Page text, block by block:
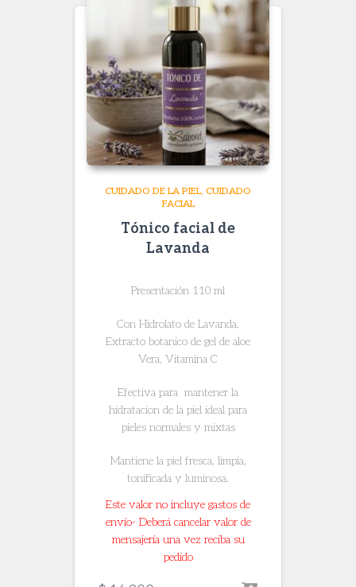
CUIDADO DE LA PIEL CUIDADO
FACIAL
Tónico facial de
Lavanda
Presentación 110 ml
Con Hidrolato de Lavanda,
Extracto botanico de gel de aloe
Vera, Vitamina C
Efectiva para mantener la
hidratacion de la piel ideal para
pieles normales y mixtas
Mantiene la piel fresca, limpia,
tonificada y luminosa.
Este valor no incluye gastos de
envío- Deberá cancelar valor de
mensajería una vez reciba su
pedido